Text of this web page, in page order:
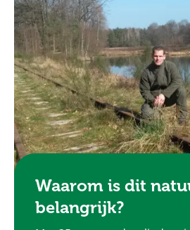
Waarom is dit
belangrijk?